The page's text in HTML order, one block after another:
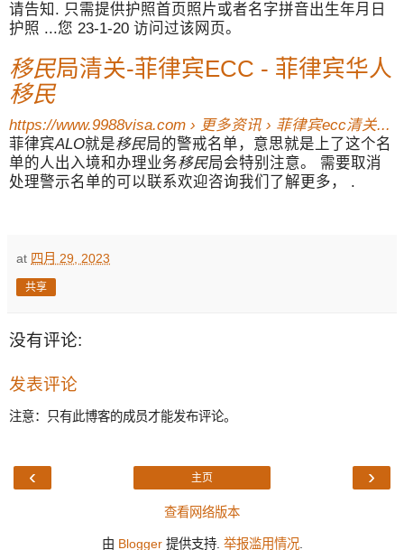
请告知. 只需提供护照首页照片或者名字拼音出生年月日
护照 ...您 23-1-20 访问过该网页。
移民局清关-菲律宾ECC - 菲律宾华人
移民
https://www.9988visa.com › 更多资讯 › 菲律宾ecc清关...
菲律宾ALO就是移民局的警戒名单，意思就是上了这个名
单的人出入境和办理业务移民局会特别注意。 需要取消
处理警示名单的可以联系欢迎咨询我们了解更多， .
at 四月 29, 2023
共享
没有评论:
发表评论
注意：只有此博客的成员才能发布评论。
‹ ›
主页
查看网络版本
由 Blogger提供支持. 举报滥用情况.